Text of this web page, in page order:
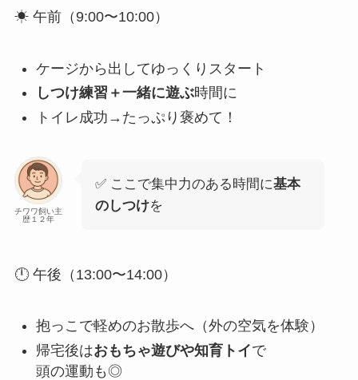
☀ 午前（9:00〜10:00）
ケージから出してゆっくりスタート
しつけ練習＋一緒に遊ぶ時間に
トイレ成功→たっぷり褒めて！
チワワ飼い主
歴１２年
✅ ここで集中力のある時間に基本
のしつけを
🕛 午後（13:00〜14:00）
抱っこで軽めのお散歩へ（外の空気を体験）
帰宅後はおもちゃ遊びや知育トイで
頭の運動も◎